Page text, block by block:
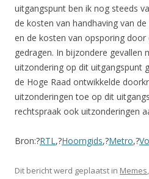
uitgangspunt ben ik nog steeds
de kosten van handhaving van
en de kosten van opsporing
gedragen. In bijzondere gevallen
uitzondering op dit uitgangspunt
de Hoge Raad ontwikkelde
uitzonderingen toe op dit
rechtspraak ook uitzonderingen
Bron:?RTL,?Hoorngids,?Metro,?
Dit bericht werd geplaatst in Memes,